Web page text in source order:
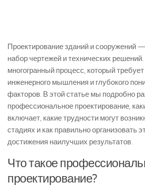
Проектирование зданий и сооружений
набор чертежей и технических
многогранный процесс, который
инженерного мышления и глубокого
факторов. В этой статье мы подробно
профессиональное проектирование,
включает, какие трудности могут
стадиях и как правильно организовать
достижения наилучших результатов.
Что такое
проектирование?